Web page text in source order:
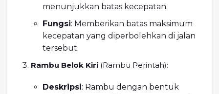
menunjukkan batas kecepatan.
Fungsi: Memberikan batas maksimum
kecepatan yang diperbolehkan di jalan
tersebut.
Rambu Belok Kiri (Rambu Perintah):
Deskripsi: Rambu dengan bentuk